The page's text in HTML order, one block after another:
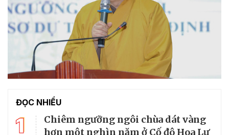
ĐỌC NHIỀU
1
Chiêm ngưỡng ngôi chùa dát vàng
hơn một nghìn năm ở Cố đô Hoa Lư